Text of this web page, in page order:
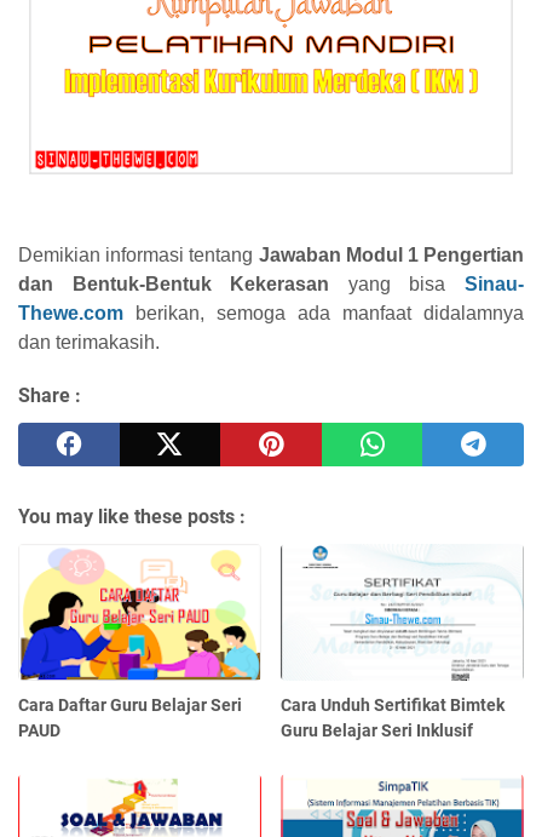
Demikian informasi tentang Jawaban Modul 1 Pengertian
dan Bentuk-Bentuk Kekerasan yang bisaSinau-
Thewe.com berikan, semoga ada manfaat didalamnya
dan terimakasih.
Share :
You may like these posts :
Cara Daftar Guru Belajar Seri
PAUD
Cara Unduh Sertifikat Bimtek
Guru Belajar Seri Inklusif